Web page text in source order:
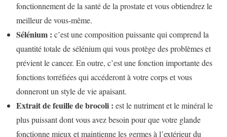
fonctionnement de la santé de la prostate et vous obtiendrez le
meilleur de vous-même.
Sélénium : c’est une composition puissante qui comprend la
quantité totale de sélénium qui vous protège des problèmes et
prévient le cancer. En outre, c’est une fonction importante des
fonctions torréfiées qui accéderont à votre corps et vous
donneront un style de vie apaisant.
Extrait de feuille de brocoli : est le nutriment et le minéral le
plus puissant dont vous avez besoin pour que votre glande
fonctionne mieux et maintienne les germes à l’extérieur du